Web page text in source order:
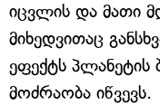
იცვლის და მათი
მიხედვითაც
ეფექტს
მოძრაობა იწვევს.